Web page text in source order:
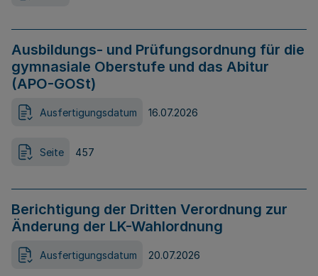
Ausbildungs- und Prüfungsordnung für die
gymnasiale Oberstufe und das Abitur
(APO-GOSt)
Ausfertigungsdatum 16.07.2026
Seite 457
Berichtigung der Dritten Verordnung zur
Änderung der LK-Wahlordnung
Ausfertigungsdatum 20.07.2026